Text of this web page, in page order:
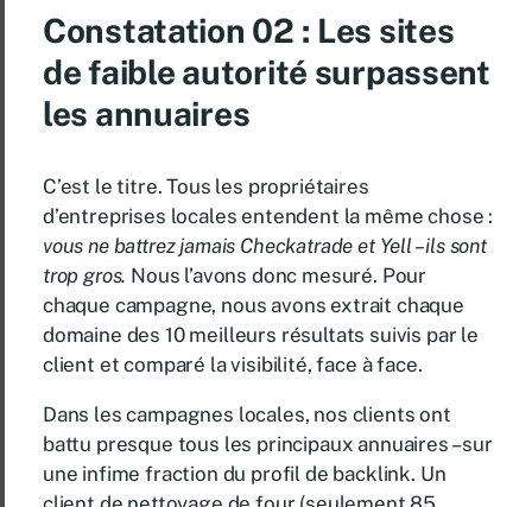
Constatation 02 : Les sites
de faible autorité surpassent
les annuaires
C’est le titre. Tous les propriétaires
d’entreprises locales entendent la même chose :
vous ne battrez jamais Checkatrade et Yell – ils sont
trop gros. Nous l’avons donc mesuré. Pour
chaque campagne, nous avons extrait chaque
domaine des 10 meilleurs résultats suivis par le
client et comparé la visibilité, face à face.
Dans les campagnes locales, nos clients ont
battu presque tous les principaux annuaires – sur
une infime fraction du profil de backlink. Un